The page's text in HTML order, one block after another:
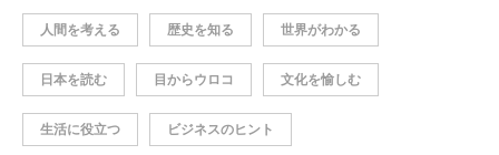
人間を考える 歴史を知る 世界がわかる
日本を読む 目からウロコ 文化を愉しむ
生活に役立つ ビジネスのヒント